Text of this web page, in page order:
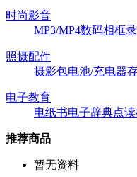
时尚影音
MP3/MP4数码相框
照摄配件
摄影包电池/充电器
电子教育
电纸书电子辞典点
推荐商品
暂无资料